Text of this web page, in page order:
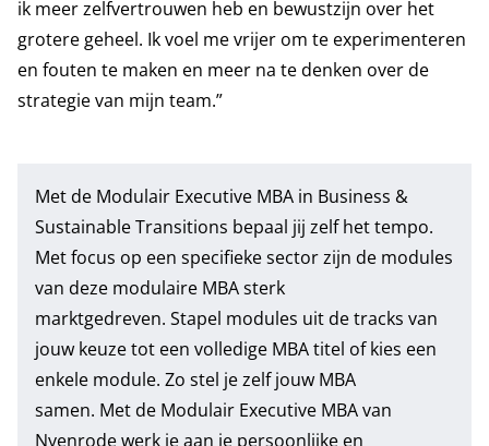
ik meer zelfvertrouwen heb en bewustzijn over het
grotere geheel. Ik voel me vrijer om te experimenteren
en fouten te maken en meer na te denken over de
strategie van mijn team.”
Met de Modulair Executive MBA in Business &
Sustainable Transitions bepaal jij zelf het tempo.
Met focus op een specifieke sector zijn de modules
van deze modulaire MBA sterk
marktgedreven. Stapel modules uit de tracks van
jouw keuze tot een volledige MBA titel of kies een
enkele module. Zo stel je zelf jouw MBA
samen. Met de Modulair Executive MBA van
Nyenrode werk je aan je persoonlijke en